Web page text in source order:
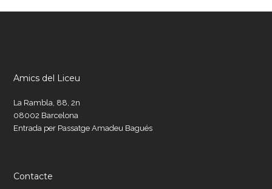
Amics del Liceu
La Rambla, 88, 2n
08002 Barcelona
Entrada per Passatge Amadeu Bagués
Contacte